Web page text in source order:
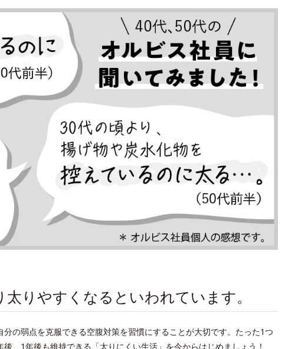
りやすくなるといわれています。
の弱点を克服できる空腹対策を習慣にすることが大切です。たった1つ
、1年後も維持できる「太りにくい生活」を今からはじめましょう！